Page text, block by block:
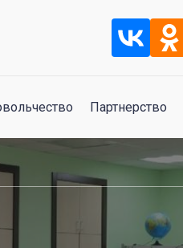
Партнерство